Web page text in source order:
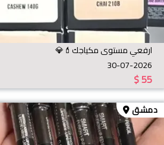
ارفعي مستوى مكياجك💄💎
30-07-2026
$55
دمشق